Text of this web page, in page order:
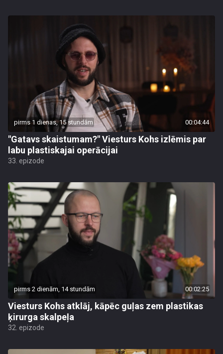
pirms 1 dienas, 15 stundām 00:04:44
"Gatavs skaistumam?" Viesturs Kohs izlēmis par
labu plastiskajai operācijai
33. epizode
pirms 2 dienām, 14 stundām 00:02:25
Viesturs Kohs atklāj, kāpēc guļas zem plastikas
ķirurga skalpeļa
32. epizode